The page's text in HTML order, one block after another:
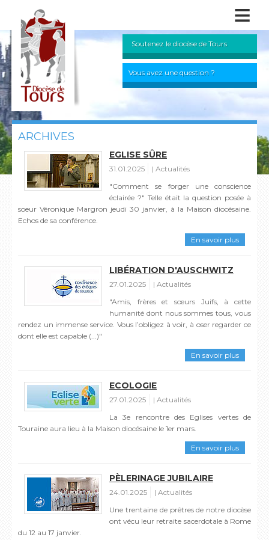
≡
Soutenez le diocèse de Tours
Vous avez une question ?
ARCHIVES
EGLISE SÛRE
31.01.2025
Actualités
"Comment se forger une conscience
éclairée ?" Telle était la question posée à
soeur Véronique Margron jeudi 30 janvier, à la Maison diocésaine.
Echos de sa conférence.
En savoir plus
LIBÉRATION D'AUSCHWITZ
27.01.2025
Actualités
"Amis, frères et sœurs Juifs, à cette
humanité dont nous sommes tous, vous
rendez un immense service. Vous l’obligez à voir, à oser regarder ce
dont elle est capable (...)"
En savoir plus
ECOLOGIE
27.01.2025
Actualités
La 3e rencontre des Eglises vertes de
Touraine aura lieu à la Maison diocésaine le 1er mars.
En savoir plus
PÈLERINAGE JUBILAIRE
24.01.2025
Actualités
Une trentaine de prêtres de notre diocèse
ont vécu leur retraite sacerdotale à Rome
du 12 au 17 janvier.